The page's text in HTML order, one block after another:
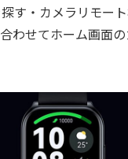
す・カメラリモー
わせてホーム画面